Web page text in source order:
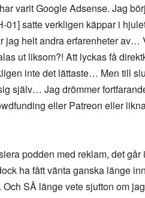
varit Google Adsense. Jag
01] satte verkligen käppar i
jag helt andra erfarenheter
ut liksom?! Att lyckas få
inte det lättaste… Men till
själv… Jag drömmer
eller Patreon eller
podden med reklam, det
ha fått vänta ganska länge
SÅ länge vete sjutton om